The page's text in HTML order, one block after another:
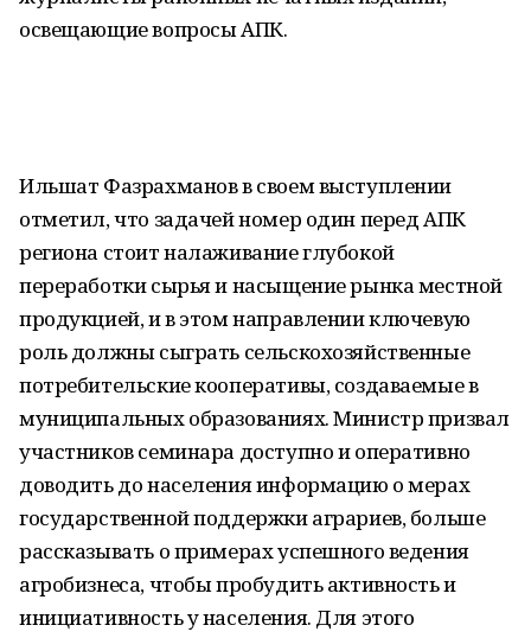
освещающие вопросы АПК.
Ильшат Фазрахманов в своем выступлении
отметил, что задачей номер один перед АПК
региона стоит налаживание глубокой
переработки сырья и насыщение рынка местной
продукцией, и в этом направлении ключевую
роль должны сыграть сельскохозяйственные
потребительские кооперативы, создаваемые в
муниципальных образованиях. Министр призвал
участников семинара доступно и оперативно
доводить до населения информацию о мерах
государственной поддержки аграриев, больше
рассказывать о примерах успешного ведения
агробизнеса, чтобы пробудить активность и
инициативность у населения. Для этого